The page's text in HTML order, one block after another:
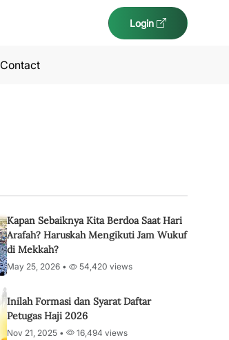
Login
Contact
Kapan Sebaiknya Kita Berdoa Saat Hari
Arafah? Haruskah Mengikuti Jam Wukuf
di Mekkah?
May 25, 2026 • 54,420 views
Inilah Formasi dan Syarat Daftar
Petugas Haji 2026
Nov 21, 2025 • 16,494 views